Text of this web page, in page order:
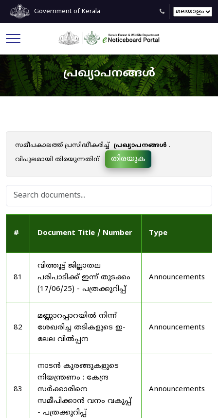
Government of Kerala
പ്രഖ്യാപനങ്ങൾ
സമീപകാലത്ത് പ്രസിദ്ധീകരിച്ച് പ്രഖ്യാപനങ്ങൾ .
വിപുലമായി തിരയുന്നതിന്
തിരയുക
# Document Title / Number Type
81
വിത്തൂട്ട് ജില്ലാതല
പരിപാടിക്ക് ഇന്ന് തുടക്കം
(17/06/25) - പത്രക്കുറിപ്പ്
Announcements
82
മണ്ണാറപ്പാറയിൽ നിന്ന്
ശേഖരിച്ച തടികളുടെ ഇ-
ലേല വിൽപ്പന
Announcements
83
നാടൻ കുരങ്ങുകളുടെ
നിയന്ത്രണം : കേന്ദ്ര
സർക്കാരിനെ
സമീപിക്കാൻ വനം വകുപ്പ്
- പത്രക്കുറിപ്പ്
Announcements